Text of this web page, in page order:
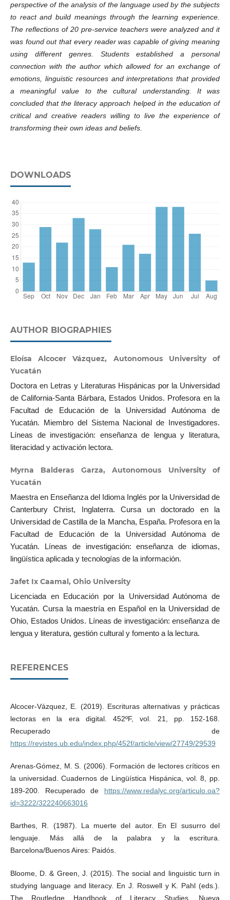
perspective of the analysis of the language used by the subjects
to react and build meanings through the learning experience.
The reflections of 20 pre-service teachers were analyzed and it
was found out that every reader was capable of giving meaning
using different genres. Students established a personal
connection with the author which allowed for an exchange of
emotions, linguistic resources and interpretations that provided
a meaningful value to the cultural understanding. It was
concluded that the literacy approach helped in the education of
critical and creative readers willing to live the experience of
transforming their own ideas and beliefs.
DOWNLOADS
AUTHOR BIOGRAPHIES
Eloísa Alcocer Vázquez, Autonomous University of
Yucatán
Doctora en Letras y Literaturas Hispánicas por la Universidad
de California-Santa Bárbara, Estados Unidos. Profesora en la
Facultad de Educación de la Universidad Autónoma de
Yucatán. Miembro del Sistema Nacional de Investigadores.
Líneas de investigación: enseñanza de lengua y literatura,
literacidad y activación lectora.
Myrna Balderas Garza, Autonomous University of
Yucatán
Maestra en Enseñanza del Idioma Inglés por la Universidad de
Canterbury Christ, Inglaterra. Cursa un doctorado en la
Universidad de Castilla de la Mancha, España. Profesora en la
Facultad de Educación de la Universidad Autónoma de
Yucatán. Líneas de investigación: enseñanza de idiomas,
lingüística aplicada y tecnologías de la información.
Jafet Ix Caamal, Ohio University
Licenciada en Educación por la Universidad Autónoma de
Yucatán. Cursa la maestría en Español en la Universidad de
Ohio, Estados Unidos. Líneas de investigación: enseñanza de
lengua y literatura, gestión cultural y fomento a la lectura.
REFERENCES
Alcocer-Vázquez, E. (2019). Escrituras alternativas y prácticas
lectoras en la era digital. 452ºF, vol. 21, pp. 152-168.
Recuperado de
https://revistes.ub.edu/index.php/452f/article/view/27749/29539
Arenas-Gómez, M. S. (2006). Formación de lectores críticos en
la universidad. Cuadernos de Lingüística Hispánica, vol. 8, pp.
189-200. Recuperado de https://www.redalyc.org/articulo.oa?
id=3222/322240663016
Barthes, R. (1987). La muerte del autor. En El susurro del
lenguaje. Más allá de la palabra y la escritura.
Barcelona/Buenos Aires: Paidós.
Bloome, D. & Green, J. (2015). The social and linguistic turn in
studying language and literacy. En J. Roswell y K. Pahl (eds.).
The Routledge Handbook of Literacy Studies. Nueva